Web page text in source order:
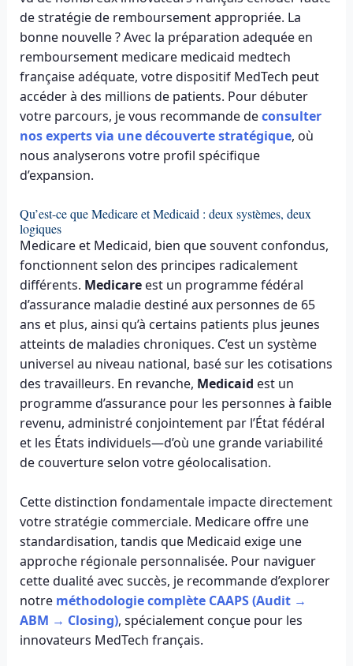
de stratégie de remboursement appropriée. La
bonne nouvelle ? Avec la préparation adequée en
remboursement medicare medicaid medtech
française adéquate, votre dispositif MedTech peut
accéder à des millions de patients. Pour débuter
votre parcours, je vous recommande deconsulter
nos experts via une découverte stratégique, où
nous analyserons votre profil spécifique
d’expansion.
Qu’est-ce que Medicare et Medicaid : deux systèmes, deux
logiques
Medicare et Medicaid, bien que souvent confondus,
fonctionnent selon des principes radicalement
différents. Medicareest un programme fédéral
d’assurance maladie destiné aux personnes de 65
ans et plus, ainsi qu’à certains patients plus jeunes
atteints de maladies chroniques. C’est un système
universel au niveau national, basé sur les cotisations
des travailleurs. En revanche, Medicaid est un
programme d’assurance pour les personnes à faible
revenu, administré conjointement par l’État fédéral
et les États individuels—d’où une grande variabilité
de couverture selon votre géolocalisation.
Cette distinction fondamentale impacte directement
votre stratégie commerciale. Medicare offre une
standardisation, tandis que Medicaid exige une
approche régionale personnalisée. Pour naviguer
cette dualité avec succès, je recommande d’explorer
notre méthodologie complète CAAPS (Audit →
ABM → Closing), spécialement conçue pour les
innovateurs MedTech français.